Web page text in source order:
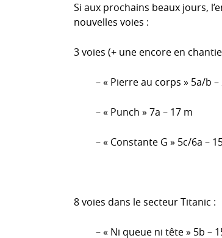
Si aux prochains beaux jours,
nouvelles voies :
3 voies (+ une encore en
– « Pierre au corps » 5a/b –
– « Punch » 7a – 17 m
– « Constante G » 5c/6a –
8 voies dans le secteur Titanic :
– « Ni queue ni tête » 5b –